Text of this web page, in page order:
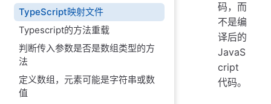
TypeScript映射文件
Typescript的方法重载
判断传入参数是否是数组类型的方
法
定义数组，元素可能是字符串或数
值
码，而
不是编
译后的
JavaS
cript
代码。